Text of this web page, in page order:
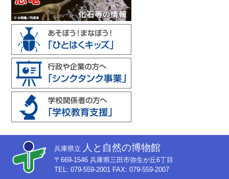
兵庫県立 人と自然の博物館
〒669-1546 兵庫県三田市弥生が丘6丁目
TEL: 079-559-2001 FAX: 079-559-2007